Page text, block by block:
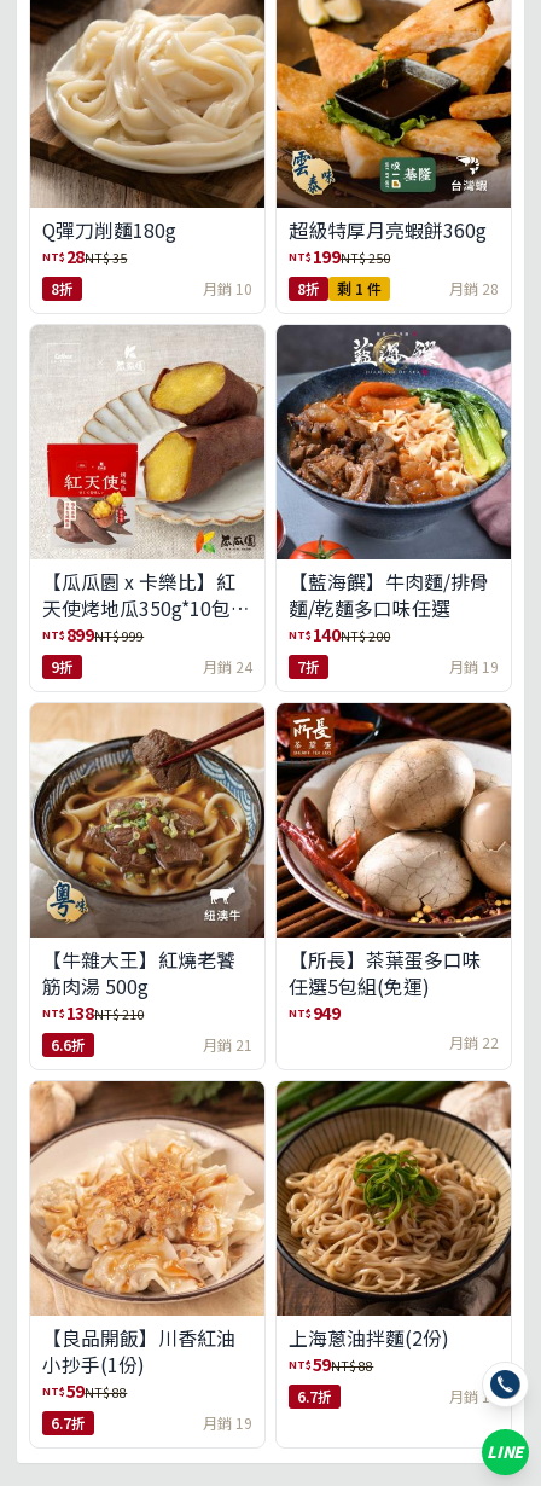
Q彈刀削麵180g
NT$ 28NT$ 35
8折 月銷 10
超級特厚月亮蝦餅360g
NT$ 199NT$ 250
8折 剩 1 件 月銷 28
【瓜瓜園 x 卡樂比】紅
天使烤地瓜350g*10包
(免運組)
NT$ 899NT$ 999
9折 月銷 24
【藍海饌】牛肉麵/排骨
麵/乾麵多口味任選
NT$ 140NT$ 200
7折 月銷 19
【牛雜大王】紅燒老饕
筋肉湯 500g
NT$ 138NT$ 210
6.6折 月銷 21
【所長】茶葉蛋多口味
任選5包組(免運)
NT$ 949
月銷 22
【良品開飯】川香紅油
小抄手(1份)
NT$59NT$ 88
6.7折 月銷 19
上海蔥油拌麵(2份)
NT$59NT$ 88
6.7折 月銷 18
LINE